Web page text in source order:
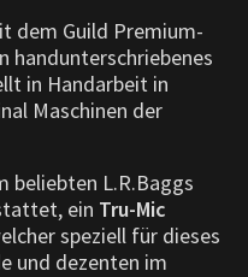
dem Guild Premium-
handunterschriebenes
in Handarbeit in
Maschinen der
beliebten L.R.Baggs
ein Tru-Mic
speziell für dieses
und dezenten im